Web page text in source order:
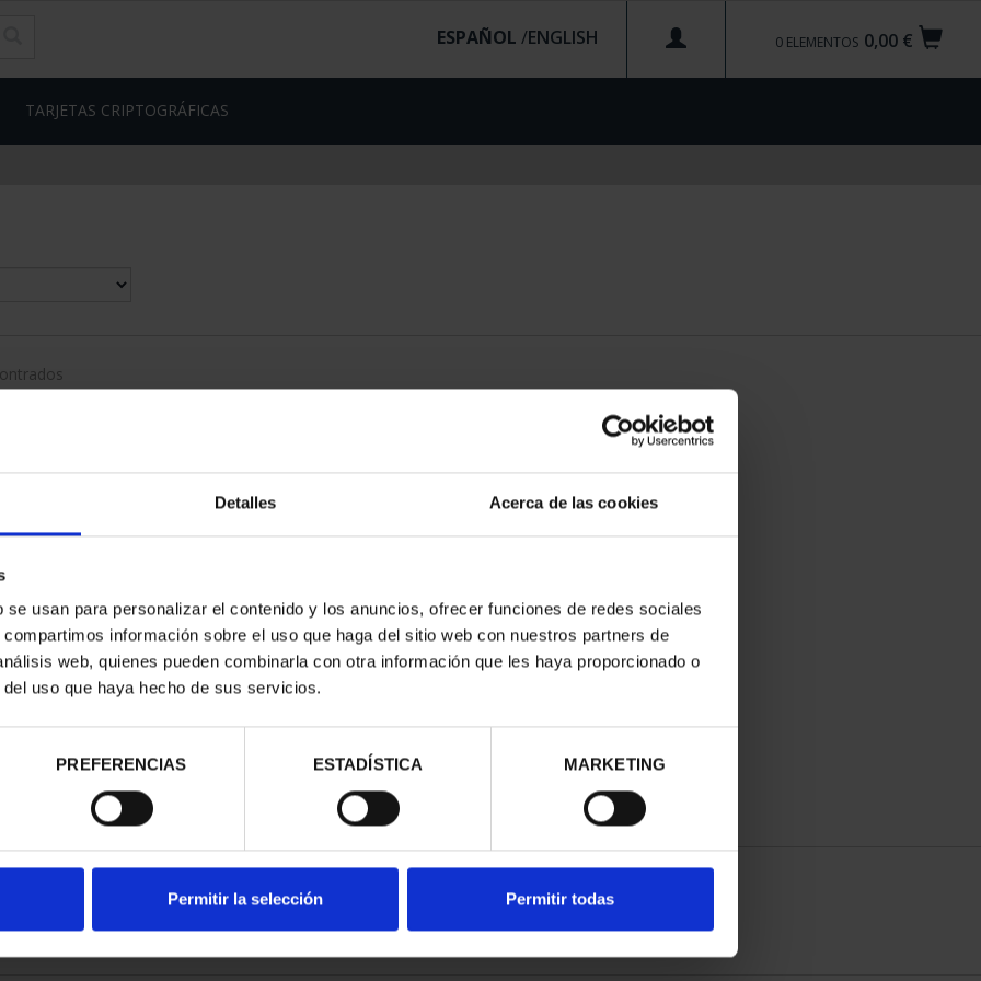
Detalles Acerca de las cookies
usan para personalizar el contenido y los anuncios, ofrecer funciones de redes sociales
información sobre el uso que haga del sitio web con nuestros partners de
web, quienes pueden combinarla con otra información que les haya proporcionado o
uso que haya hecho de sus servicios.
PREFERENCIAS ESTADÍSTICA MARKETING
Permitir la selección Permitir todas
0,00 €
0 ELEMENTOS
ESPAÑOL /
TARJETAS CRIPTOGRÁFICAS
-